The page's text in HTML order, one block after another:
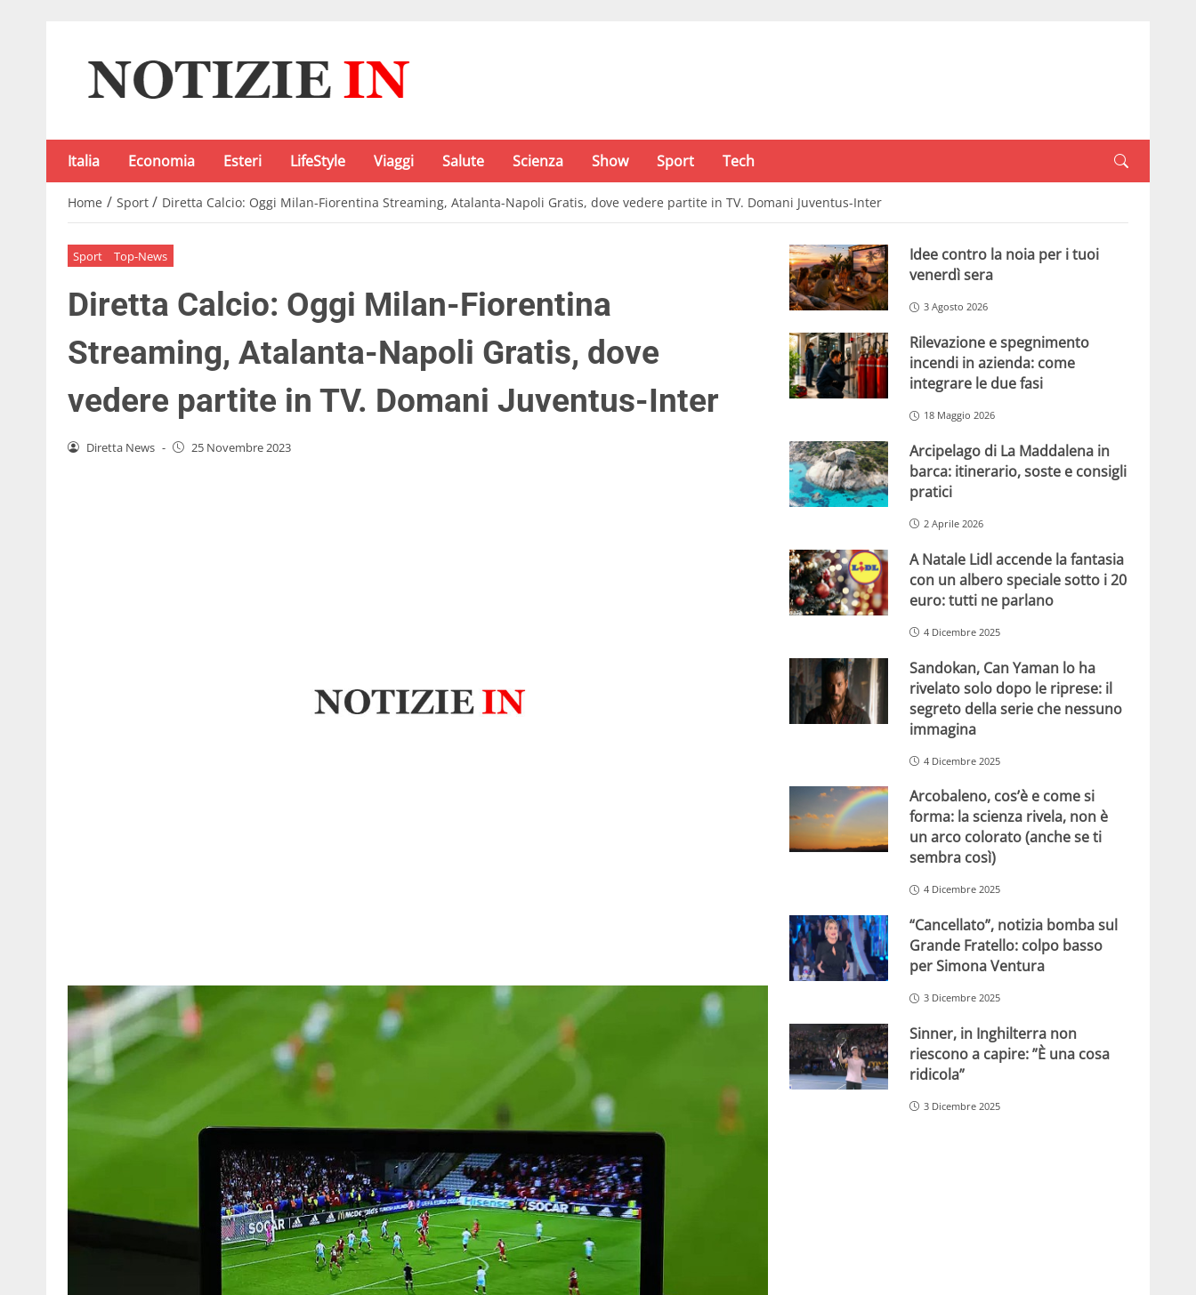
Italia Economia Esteri LifeStyle Viaggi Salute Scienza Show Sport Tech
Home / Sport / Diretta Calcio: Oggi Milan-Fiorentina Streaming, Atalanta-Napoli Gratis, dove vedere partite in TV. Domani Juventus-Inter
Sport Top-News
Diretta Calcio: Oggi Milan-Fiorentina
Streaming, Atalanta-Napoli Gratis, dove
vedere partite in TV. Domani Juventus-Inter
Diretta News - 25 Novembre 2023
Idee contro la noia per i tuoi
venerdì sera
3 Agosto 2026
Rilevazione e spegnimento
incendi in azienda: come
integrare le due fasi
18 Maggio 2026
Arcipelago di La Maddalena in
barca: itinerario, soste e consigli
pratici
2 Aprile 2026
A Natale Lidl accende la fantasia
con un albero speciale sotto i 20
euro: tutti ne parlano
4 Dicembre 2025
Sandokan, Can Yaman lo ha
rivelato solo dopo le riprese: il
segreto della serie che nessuno
immagina
4 Dicembre 2025
Arcobaleno, cos’è e come si
forma: la scienza rivela, non è
un arco colorato (anche se ti
sembra così)
4 Dicembre 2025
“Cancellato”, notizia bomba sul
Grande Fratello: colpo basso
per Simona Ventura
3 Dicembre 2025
Sinner, in Inghilterra non
riescono a capire: ”È una cosa
ridicola”
3 Dicembre 2025